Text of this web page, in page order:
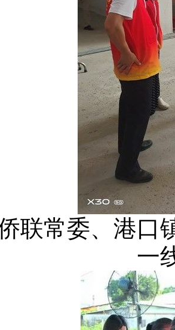
联常委、港口
一